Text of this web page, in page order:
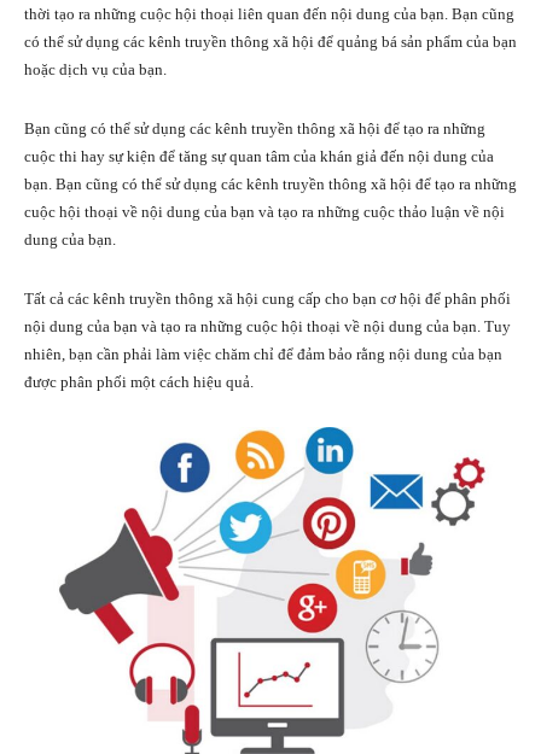
thời tạo ra những cuộc hội thoại liên quan đến nội dung của bạn. Bạn cũng
có thể sử dụng các kênh truyền thông xã hội để quảng bá sản phẩm của bạn
hoặc dịch vụ của bạn.
Bạn cũng có thể sử dụng các kênh truyền thông xã hội để tạo ra những
cuộc thi hay sự kiện để tăng sự quan tâm của khán giả đến nội dung của
bạn. Bạn cũng có thể sử dụng các kênh truyền thông xã hội để tạo ra những
cuộc hội thoại về nội dung của bạn và tạo ra những cuộc thảo luận về nội
dung của bạn.
Tất cả các kênh truyền thông xã hội cung cấp cho bạn cơ hội để phân phối
nội dung của bạn và tạo ra những cuộc hội thoại về nội dung của bạn. Tuy
nhiên, bạn cần phải làm việc chăm chỉ để đảm bảo rằng nội dung của bạn
được phân phối một cách hiệu quả.